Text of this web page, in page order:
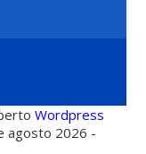
Wordpress
agosto 2026 -